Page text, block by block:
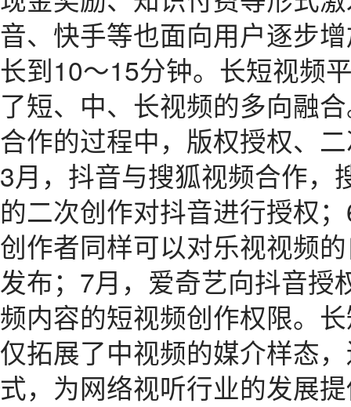
音、快手等也面向用户逐步
长到10～15分钟。长短视频
了短、中、长视频的多向融
合作的过程中，版权授权、
3月，抖音与搜狐视频合作，
的二次创作对抖音进行授权
创作者同样可以对乐视视频
发布；7月，爱奇艺向抖音授
频内容的短视频创作权限。
仅拓展了中视频的媒介样态
式，为网络视听行业的发展